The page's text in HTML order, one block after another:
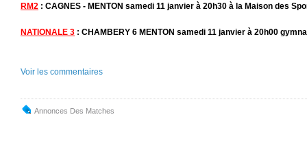
RM2 : CAGNES - MENTON samedi 11 janvier à 20h30 à la Maison des
NATIONALE 3 : CHAMBERY 6 MENTON samedi 11 janvier à 20h00
Voir les commentaires
Annonces Des Matches